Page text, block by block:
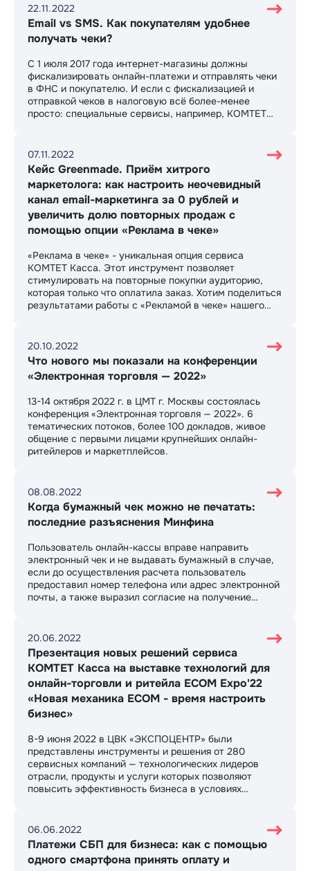
22.11.2022
Email vs SMS. Как покупателям удобнее
получать чеки?
С 1 июля 2017 года интернет-магазины должны
фискализировать онлайн-платежи и отправлять чеки
в ФНС и покупателю. И если с фискализацией и
отправкой чеков в налоговую всё более-менее
просто: специальные сервисы, например, КОМТЕТ
предпринимателе. Существует несколько вариантов,
как отправить чек.
07.11.2022
Кейс Greenmade. Приём хитрого
маркетолога: как настроить неочевидный
канал email-маркетинга за 0 рублей и
увеличить долю повторных продаж с
помощью опции «Реклама в чеке»
«Реклама в чеке» - уникальная опция сервиса
КОМТЕТ Касса. Этот инструмент позволяет
стимулировать на повторные покупки аудиторию,
которая только что оплатила заказ. Хотим поделиться
результатами работы с «Рекламой в чеке» нашего
конференции «Электронная торговля - 2022»
маркетологом Greenmade Татьяной Кочетковой:
«Приём хитрого маркетолога: как мы настроили
неочевидный канал email-маркетинга за 0 рублей и
20.10.2022
Что нового мы показали на конференции
«Электронная торговля — 2022»
13-14 октября 2022 г. в ЦМТ г. Москвы состоялась
конференция «Электронная торговля — 2022». 6
тематических потоков, более 100 докладов, живое
общение с первыми лицами крупнейших онлайн-
ритейлеров и маркетплейсов.
08.08.2022
Когда бумажный чек можно не печатать:
последние разъяснения Минфина
Пользователь онлайн-кассы вправе направить
электронный чек и не выдавать бумажный в случае,
если до осуществления расчета пользователь
предоставил номер телефона или адрес электронной
почты, а также выразил согласие на получение
20.06.2022
Презентация новых решений сервиса
КОМТЕТ Касса на выставке технологий для
онлайн-торговли и ритейла ECOM Expo'22
«Новая механика ECOM - время настроить
бизнес»
8-9 июня 2022 в ЦВК «ЭКСПОЦЕНТР» были
представлены инструменты и решения от 280
сервисных компаний — технологических лидеров
отрасли, продукты и услуги которых позволяют
повысить эффективность бизнеса в условиях
через интернет и при этом не переплатить за софт,
продемонстрировали специалисты сервиса КОМТЕТ
Касса
06.06.2022
Платежи СБП для бизнеса: как с помощью
одного смартфона принять оплату и